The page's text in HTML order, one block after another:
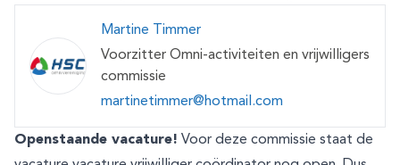
Martine Timmer
Voorzitter Omni-activiteiten en vrijwilligers
commissie
martinetimmer@hotmail.com
Openstaande vacature! Voor deze commissie staat de